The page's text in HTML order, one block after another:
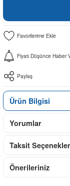
Fiyatı Düşünce Haber
Paylaş
Ürün Bilgisi
Yorumlar
Taksit
Önerileriniz